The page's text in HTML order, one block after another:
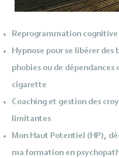
Reprogrammation cognitive
Hypnose pour se libérer des
phobies ou de dépendances
cigarette
Coaching et gestion des
limitantes
Mon Haut Potentiel (HP),
ma formation en